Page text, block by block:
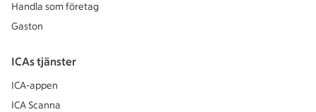
Handla som företag
Gaston
ICAs tjänster
ICA-appen
ICA Scanna